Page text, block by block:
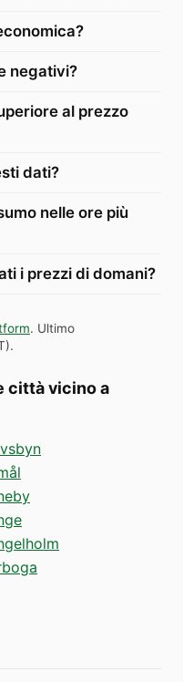
negativi?
al prezzo
dati?
nelle ore più
i prezzi di domani?
. Ultimo
).
città vicino a